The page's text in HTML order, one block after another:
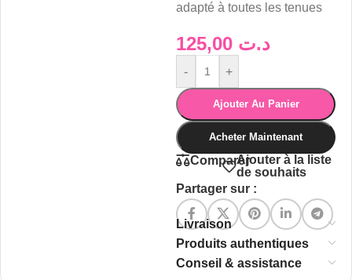
adapté à toutes les tenues
د.ت
- +
Ajouter Au Panier
Acheter Maintenant
ComparerAjouter à la liste
de souhaits
Partager sur :
Livraison
Produits authentiques
Conseil & assistance